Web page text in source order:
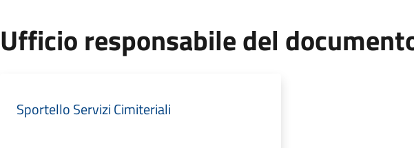
Ufficio responsabile del
Sportello Servizi Cimiteriali